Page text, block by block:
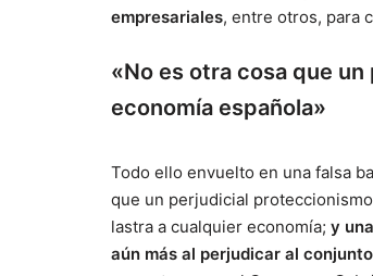
empresariales, entre otros, para
«No es otra cosa que
economía española»
Todo ello envuelto en una falsa
que un perjudicial
lastra a cualquier economía; y
aún más al perjudicar al